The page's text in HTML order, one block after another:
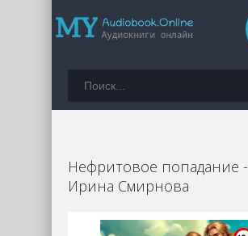
Нефритовое попадание -
Ирина Смирнова